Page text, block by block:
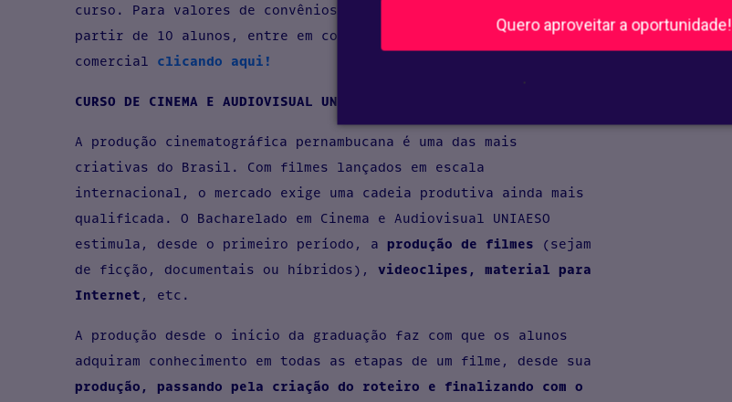
Quero aproveitar a oportunidade!
.
curso. Para valores de convênios e transferências de grupos a
partir de 10 alunos, entre em contato com nosso departamento
comercial clicando aqui!
CURSO DE CINEMA E AUDIOVISUAL UNIAESO
A produção cinematográfica pernambucana é uma das mais
criativas do Brasil. Com filmes lançados em escala
internacional, o mercado exige uma cadeia produtiva ainda mais
qualificada. O Bacharelado em Cinema e Audiovisual UNIAESO
estimula, desde o primeiro período, a produção de filmes (sejam
de ficção, documentais ou híbridos),videoclipes, material para
Internet , etc.
A produção desde o início da graduação faz com que os alunos
adquiram conhecimento em todas as etapas de um filme, desde sua
produção, passando pela criação do roteiro e finalizando com o